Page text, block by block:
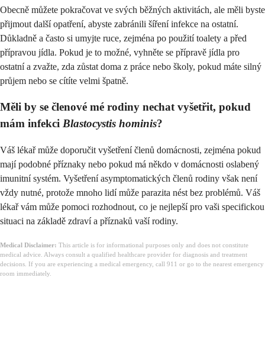
Obecně můžete pokračovat ve svých běžných aktivitách, ale měli byste
přijmout další opatření, abyste zabránili šíření infekce na ostatní.
Důkladně a často si umyjte ruce, zejména po použití toalety a před
přípravou jídla. Pokud je to možné, vyhněte se přípravě jídla pro
ostatní a zvažte, zda zůstat doma z práce nebo školy, pokud máte silný
průjem nebo se cítíte velmi špatně.
Měli by se členové mé rodiny nechat vyšetřit, pokud
mám infekci Blastocystis hominis?
Váš lékař může doporučit vyšetření členů domácnosti, zejména pokud
mají podobné příznaky nebo pokud má někdo v domácnosti oslabený
imunitní systém. Vyšetření asymptomatických členů rodiny však není
vždy nutné, protože mnoho lidí může parazita nést bez problémů. Váš
lékař vám může pomoci rozhodnout, co je nejlepší pro vaši specifickou
situaci na základě zdraví a příznaků vaší rodiny.
Medical Disclaimer: This article is for informational purposes only and does not constitute
medical advice. Always consult a qualified healthcare provider for diagnosis and treatment
decisions. If you are experiencing a medical emergency, call 911 or go to the nearest emergency
room immediately.